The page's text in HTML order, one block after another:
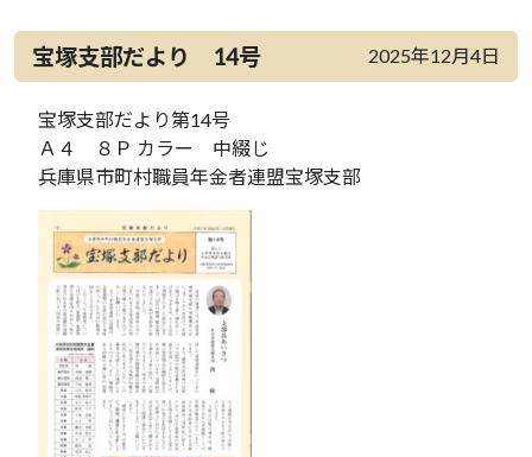
宝塚支部だより 14号 2025年12月4日
宝塚支部だより第14号
Ａ４ ８Ｐ カラー 中綴じ
兵庫県市町村職員年金者連盟宝塚支部